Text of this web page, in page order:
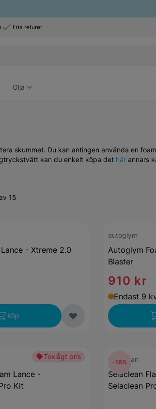
Fria returer
Olja
skummet. Du kan antingen använda en
kan du enkelt köpa det här annars
15
- Xtreme 2.0
Köp
autoglym
Autoglym
Blaster
910 kr
Endast 9
Toklågt pris
Lance -
Kit
Selaclean
Selaclean
Selaclean
-16%